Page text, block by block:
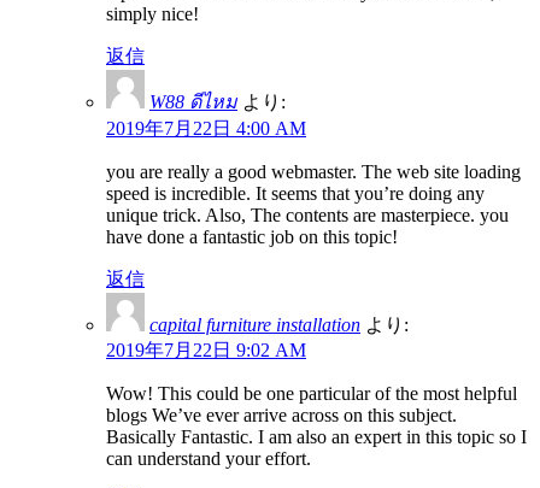
simply nice!
返信
W88 ดีไหม より:
2019年7月22日 4:00 AM
you are really a good webmaster. The web site loading
speed is incredible. It seems that you’re doing any
unique trick. Also, The contents are masterpiece. you
have done a fantastic job on this topic!
返信
capital furniture installation より:
2019年7月22日 9:02 AM
Wow! This could be one particular of the most helpful
blogs We’ve ever arrive across on this subject.
Basically Fantastic. I am also an expert in this topic so I
can understand your effort.